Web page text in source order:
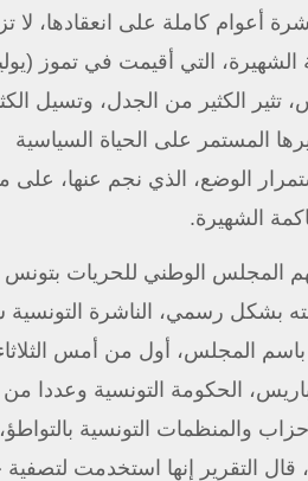
على انعقادها، لا تزال
التي أقيمت في تموز (يوليو)
الكثير من الجدل، وتسيل الكثير من
على الحياة السياسية
الذي نجم عنها، على ما هو
الوطني للحريات بتونس في
الناشرة التونسية سهام
أول من أمس الثلاثاء، في
التونسية وعددا من
التونسية بالتواطؤ، من
إنها استخدمت لتصفية خصم